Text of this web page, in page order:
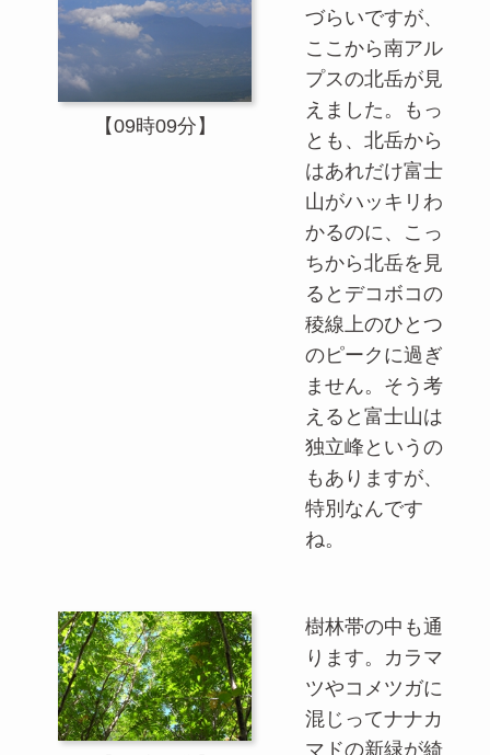
【09時09分】
づらいですが、
ここから南アル
プスの北岳が見
えました。もっ
とも、北岳から
はあれだけ富士
山がハッキリわ
かるのに、こっ
ちから北岳を見
るとデコボコの
稜線上のひとつ
のピークに過ぎ
ません。そう考
えると富士山は
独立峰というの
もありますが、
特別なんです
ね。
樹林帯の中も通
ります。カラマ
ツやコメツガに
混じってナナカ
マドの新緑が綺